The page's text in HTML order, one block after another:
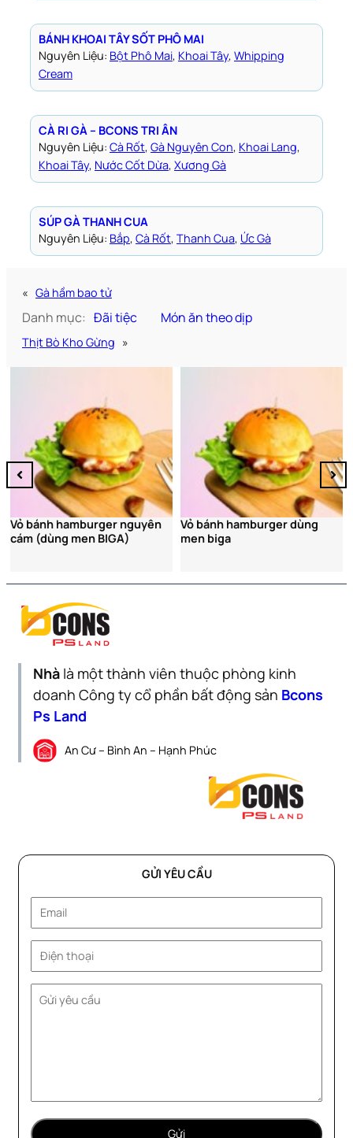
BÁNH KHOAI TÂY SỐT PHÔ MAI
Nguyên Liệu: Bột Phô Mai, Khoai Tây, Whipping
Cream
CÀ RI GÀ – BCONS TRI ÂN
Nguyên Liệu: Cà Rốt, Gà Nguyên Con, Khoai Lang
Khoai Tây, Nước Cốt Dừa, Xương Gà
SÚP GÀ THANH CUA
Nguyên Liệu: Bắp, Cà Rốt, Thanh Cua, Ức Gà
« Gà hầm bao tử
Danh mục: Đãi tiệc Món ăn theo dịp
Thịt Bò Kho Gừng »
Vỏ bánh hamburger dùng
men biga
Nhà là một thành viên thuộc phòng kinh
doanh Công ty cổ phần bất động sản Bcons
Ps Land
An Cư – Bình An – Hạnh Phúc
GỬI YÊU CẦU